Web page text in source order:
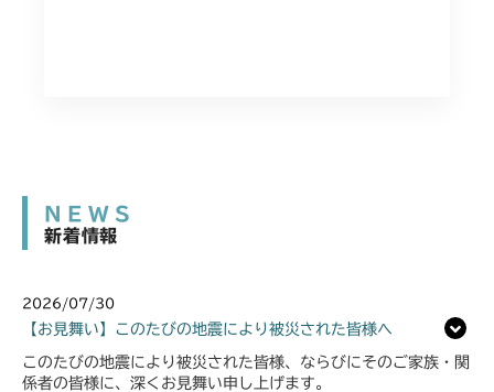
NEWS
新着情報
2026/07/30
【お見舞い】このたびの地震により被災された皆様へ
このたびの地震により被災された皆様、ならびにそのご家族・関
係者の皆様に、深くお見舞い申し上げます。